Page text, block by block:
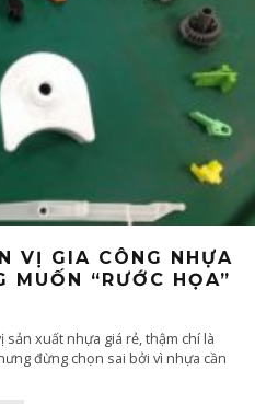
VỊ GIA CÔNG NHỰA
MUỐN “RƯỚC HỌA”
xuất nhựa giá rẻ, thậm chí là
đừng chọn sai bởi vì nhựa cần